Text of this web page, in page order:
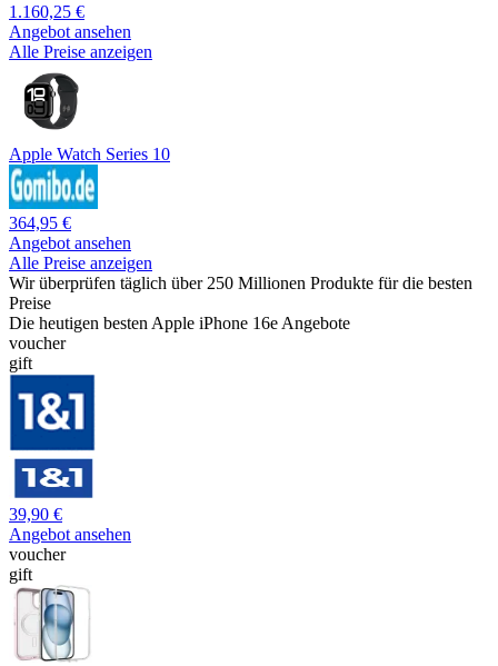
1.160,25 €
Angebot ansehen
Alle Preise anzeigen
Apple Watch Series 10
364,95 €
Angebot ansehen
Alle Preise anzeigen
Wir überprüfen täglich über 250 Millionen Produkte für die besten
Preise
Die heutigen besten Apple iPhone 16e Angebote
voucher
gift
39,90 €
Angebot ansehen
voucher
gift